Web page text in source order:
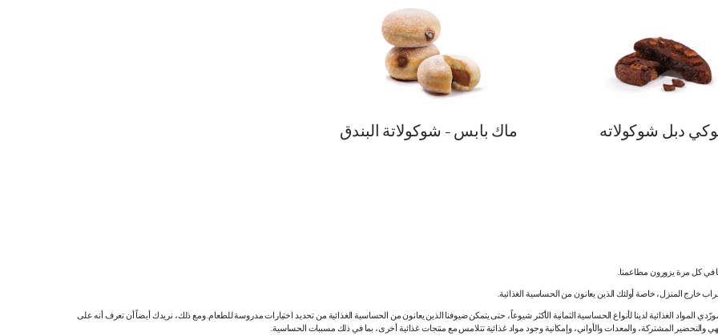
دبل شوكولاته ماك بابس - شوكولاتة البندق
في كل مرة يزورون مطاعمنا.
خارج المنزل، خاصة أولئك الذين يعانون من الحساسية الغذائية.
المواد الغذائية لدينا لأنواع الحساسية الثمانية الأكثر شيوعاً، حتى يتمكن ضيوفنا الذين يعانون من الحساسية الغذائية من تحديد اختيارات مدروسة للطعام. ومع ذلك، نريدك أيضاً أن تعرف أنه على
المشتركة، والمعدات والأواني، وإمكانية وجود مواد غذائية تتلامس مع منتجات غذائية أخرى، بما في ذلك مسببات الحساسية.